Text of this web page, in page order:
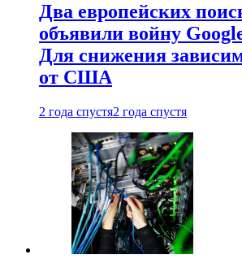
Два европейских
объявили войну
Для снижения
от США
2 года спустя2 года спустя